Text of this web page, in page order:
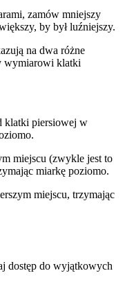
zamów mniejszy
by był luźniejszy.
na dwa różne
wymiarowi klatki
klatki piersiowej w
miejscu (zwykle jest to
miarkę poziomo.
miejscu, trzymając
dostęp do wyjątkowych